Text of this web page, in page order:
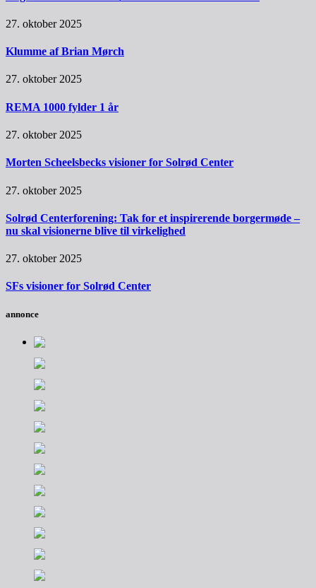
27. oktober 2025
Klumme af Brian Mørch
27. oktober 2025
REMA 1000 fylder 1 år
27. oktober 2025
Morten Scheelsbecks visioner for Solrød Center
27. oktober 2025
Solrød Centerforening: Tak for et inspirerende borgermøde –
nu skal visionerne blive til virkelighed
27. oktober 2025
SFs visioner for Solrød Center
annonce